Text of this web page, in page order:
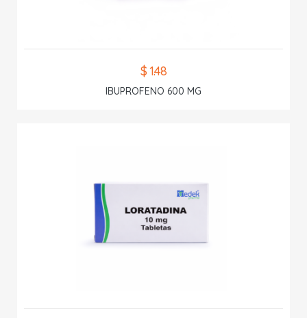
$ 1.48
IBUPROFENO 600 MG